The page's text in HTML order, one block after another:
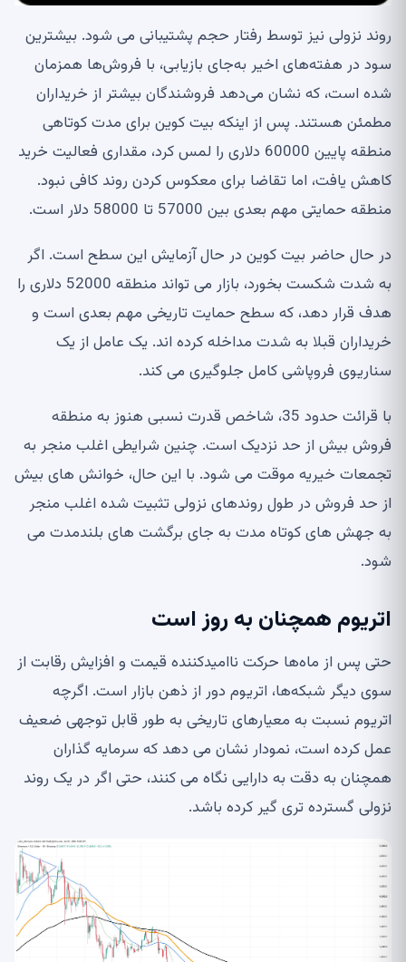
روند نزولی نیز توسط رفتار حجم پشتیبانی می شود. بیشترین
سود در هفته‌های اخیر به‌جای بازیابی، با فروش‌ها همزمان
شده است، که نشان می‌دهد فروشندگان بیشتر از خریداران
مطمئن هستند. پس از اینکه بیت کوین برای مدت کوتاهی
منطقه پایین 60000 دلاری را لمس کرد، مقداری فعالیت خرید
کاهش یافت، اما تقاضا برای معکوس کردن روند کافی نبود.
منطقه حمایتی مهم بعدی بین 57000 تا 58000 دلار است.
در حال حاضر بیت کوین در حال آزمایش این سطح است. اگر
به شدت شکست بخورد، بازار می تواند منطقه 52000 دلاری را
هدف قرار دهد، که سطح حمایت تاریخی مهم بعدی است و
خریداران قبلا به شدت مداخله کرده اند. یک عامل از یک
سناریوی فروپاشی کامل جلوگیری می کند.
با قرائت حدود 35، شاخص قدرت نسبی هنوز به منطقه
فروش بیش از حد نزدیک است. چنین شرایطی اغلب منجر به
تجمعات خیریه موقت می شود. با این حال، خوانش های بیش
از حد فروش در طول روندهای نزولی تثبیت شده اغلب منجر
به جهش های کوتاه مدت به جای برگشت های بلندمدت می
شود.
اتریوم همچنان به روز است
حتی پس از ماه‌ها حرکت ناامیدکننده قیمت و افزایش رقابت از
سوی دیگر شبکه‌ها، اتریوم دور از ذهن بازار است. اگرچه
اتریوم نسبت به معیارهای تاریخی به طور قابل توجهی ضعیف
عمل کرده است، نمودار نشان می دهد که سرمایه گذاران
همچنان به دقت به دارایی نگاه می کنند، حتی اگر در یک روند
نزولی گسترده تری گیر کرده باشد.